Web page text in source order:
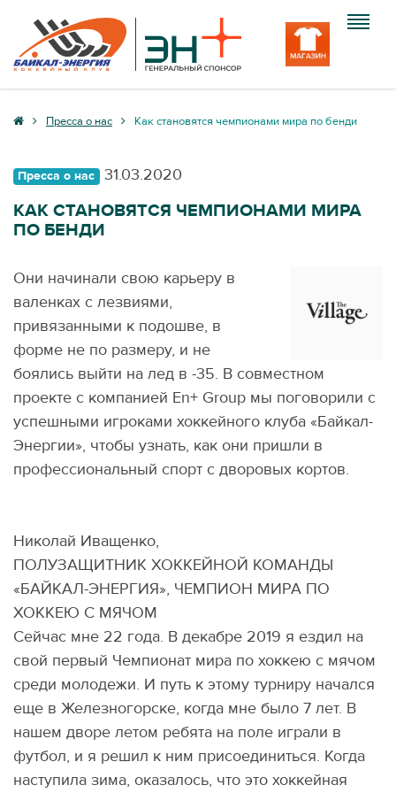
Клуб
Медиа
Вход
Пресса о нас Как становятся чемпионами мира по бенди
Пресса о нас 31.03.2020
КАК СТАНОВЯТСЯ ЧЕМПИОНАМИ МИРА
ПО БЕНДИ
Они начинали свою карьеру в
валенках с лезвиями,
привязанными к подошве, в
форме не по размеру, и не
боялись выйти на лед в -35. В совместном
проекте с компанией En+ Group мы поговорили с
успешными игроками хоккейного клуба «Байкал-
Энергии», чтобы узнать, как они пришли в
профессиональный спорт с дворовых кортов.
Николай Иващенко,
ПОЛУЗАЩИТНИК ХОККЕЙНОЙ КОМАНДЫ
«БАЙКАЛ-ЭНЕРГИЯ», ЧЕМПИОН МИРА ПО
ХОККЕЮ С МЯЧОМ
Сейчас мне 22 года. В декабре 2019 я ездил на
свой первый Чемпионат мира по хоккею с мячом
среди молодежи. И путь к этому турниру начался
еще в Железногорске, когда мне было 7 лет. В
нашем дворе летом ребята на поле играли в
футбол, и я решил к ним присоединиться. Когда
наступила зима, оказалось, что это хоккейная